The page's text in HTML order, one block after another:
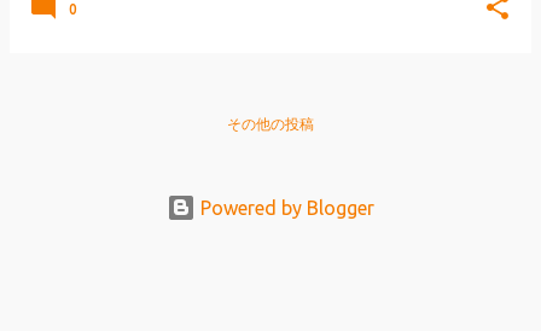
0
その他の投稿
Powered by Blogger